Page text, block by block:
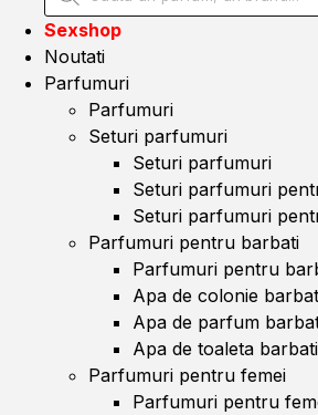
Sexshop
Noutati
Parfumuri
Parfumuri
Seturi parfumuri
Seturi parfumuri
Seturi parfumuri
Seturi parfumuri
Parfumuri pentru barbati
Parfumuri pentru
Apa de colonie
Apa de parfum
Apa de toaleta barbati
Parfumuri pentru femei
Parfumuri pentru